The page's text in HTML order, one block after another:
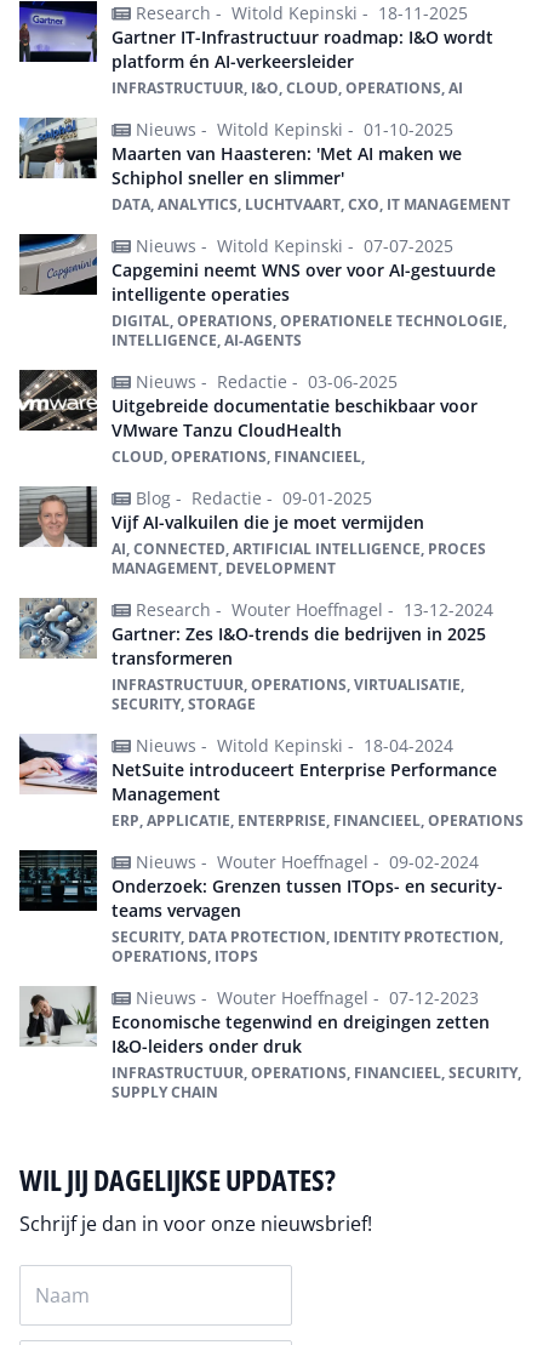
Research - Witold Kepinski - 18-11-2025
Gartner IT-Infrastructuur roadmap: I&O wordt
platform én AI-verkeersleider
INFRASTRUCTUUR, I&O, CLOUD, OPERATIONS, AI
Nieuws - Witold Kepinski - 01-10-2025
Maarten van Haasteren: 'Met AI maken we
Schiphol sneller en slimmer'
DATA, ANALYTICS, LUCHTVAART, CXO, IT MANAGEMENT
Nieuws - Witold Kepinski - 07-07-2025
Capgemini neemt WNS over voor AI-gestuurde
intelligente operaties
DIGITAL, OPERATIONS, OPERATIONELE TECHNOLOGIE,
INTELLIGENCE, AI-AGENTS
Nieuws - Redactie - 03-06-2025
Uitgebreide documentatie beschikbaar voor
VMware Tanzu CloudHealth
CLOUD, OPERATIONS, FINANCIEEL,
Blog - Redactie - 09-01-2025
Vijf AI-valkuilen die je moet vermijden
AI, CONNECTED, ARTIFICIAL INTELLIGENCE, PROCES
MANAGEMENT, DEVELOPMENT
Research - Wouter Hoeffnagel - 13-12-2024
Gartner: Zes I&O-trends die bedrijven in 2025
transformeren
INFRASTRUCTUUR, OPERATIONS, VIRTUALISATIE,
SECURITY, STORAGE
Nieuws - Witold Kepinski - 18-04-2024
NetSuite introduceert Enterprise Performance
Management
ERP, APPLICATIE, ENTERPRISE, FINANCIEEL, OPERATIONS
Nieuws - Wouter Hoeffnagel - 09-02-2024
Onderzoek: Grenzen tussen ITOps- en security-
teams vervagen
SECURITY, DATA PROTECTION, IDENTITY PROTECTION,
OPERATIONS, ITOPS
Nieuws - Wouter Hoeffnagel - 07-12-2023
Economische tegenwind en dreigingen zetten
I&O-leiders onder druk
INFRASTRUCTUUR, OPERATIONS, FINANCIEEL, SECURITY,
SUPPLY CHAIN
WIL JIJ DAGELIJKSE UPDATES?
Schrijf je dan in voor onze nieuwsbrief!